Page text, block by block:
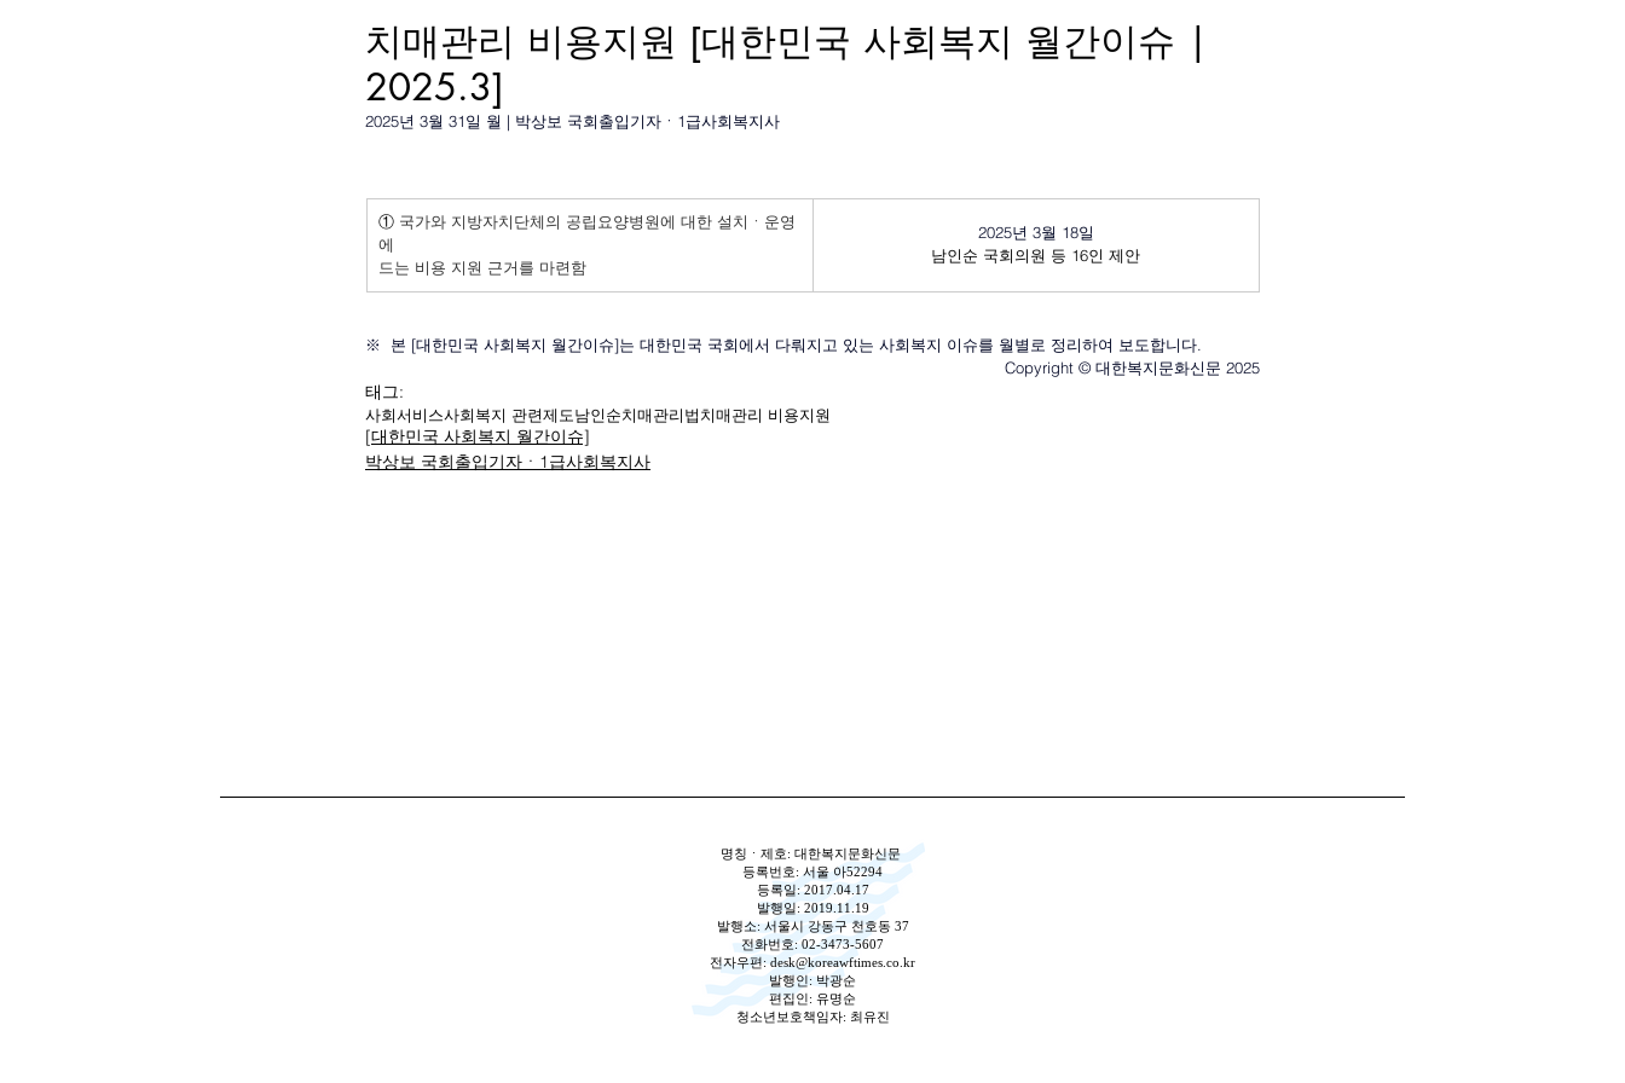
치매관리 비용지원 [대한민국 사회복지 월간이슈 |
2025.3]
2025년 3월 31일 월 | 박상보 국회출입기자 ㆍ 1급사회복지사
① 국가와 지방자치단체의 공립요양병원에 대한 설치ㆍ운영
에
드는 비용 지원 근거를 마련함
2025년 3월 18일
남인순 국회의원 등 16인 제안
※  본 [대한민국 사회복지 월간이슈]는 대한민국 국회에서 다뤄지고 있는 사회복지 이슈를 월별로 정리하여 보도합니다.
Copyright © 대한복지문화신문 2025
태그:
사회서비스사회복지 관련제도남인순치매관리법치매관리 비용지원
[대한민국 사회복지 월간이슈]
박상보 국회출입기자ㆍ1급사회복지사
명칭ㆍ제호: 대한복지문화신문
등록번호: 서울 아52294
등록일: 2017.04.17
발행일: 2019.11.19
발행소: 서울시 강동구 천호동 37
전화번호: 02-3473-5607
전자우편:desk@koreawftimes.co.kr
발행인: 박광순
편집인: 유명순
청소년보호책임자: 최유진